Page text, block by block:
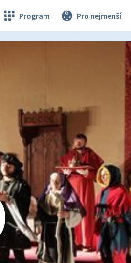
Program Pro nejmenší